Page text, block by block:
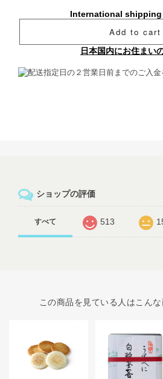
International
Add to cart
日本国内にお住まい
ショップの評価
すべて 513
この商品を見ている人はこん